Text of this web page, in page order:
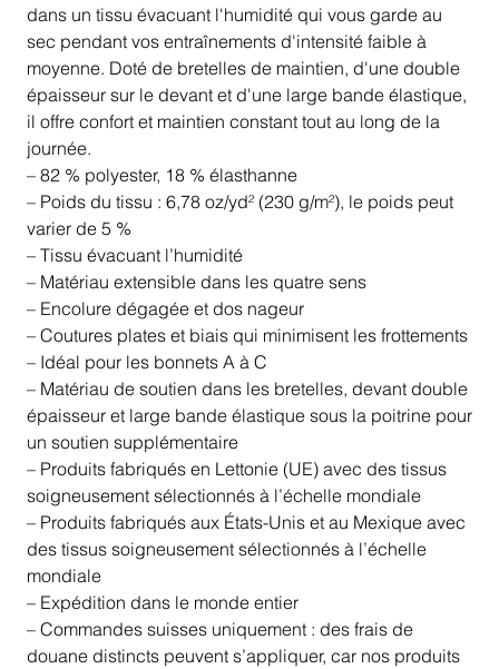
dans un tissu évacuant l'humidité qui vous garde au
sec pendant vos entraînements d'intensité faible à
moyenne. Doté de bretelles de maintien, d'une double
épaisseur sur le devant et d'une large bande élastique,
il offre confort et maintien constant tout au long de la
journée.
– 82 % polyester, 18 % élasthanne
– Poids du tissu : 6,78 oz/yd² (230 g/m²), le poids peut
varier de 5 %
– Tissu évacuant l’humidité
– Matériau extensible dans les quatre sens
– Encolure dégagée et dos nageur
– Coutures plates et biais qui minimisent les frottements
– Idéal pour les bonnets A à C
– Matériau de soutien dans les bretelles, devant double
épaisseur et large bande élastique sous la poitrine pour
un soutien supplémentaire
– Produits fabriqués en Lettonie (UE) avec des tissus
soigneusement sélectionnés à l’échelle mondiale
– Produits fabriqués aux États-Unis et au Mexique avec
des tissus soigneusement sélectionnés à l’échelle
mondiale
– Expédition dans le monde entier
– Commandes suisses uniquement : des frais de
douane distincts peuvent s’appliquer, car nos produits